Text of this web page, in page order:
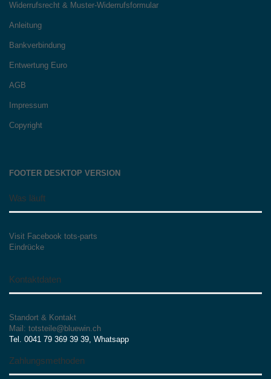
Widerrufsrecht & Muster-Widerrufsformular
Anleitung
Bankverbindung
Entwertung Euro
AGB
Impressum
Copyright
FOOTER DESKTOP VERSION
Was läuft
Visit Facebook tots-parts
Eindrücke
Kontaktdaten
Standort & Kontakt
Mail: totsteile@bluewin.ch
Tel. 0041 79 369 39 39, Whatsapp
Zahlungsmethoden